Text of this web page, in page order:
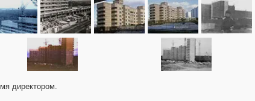
директором.